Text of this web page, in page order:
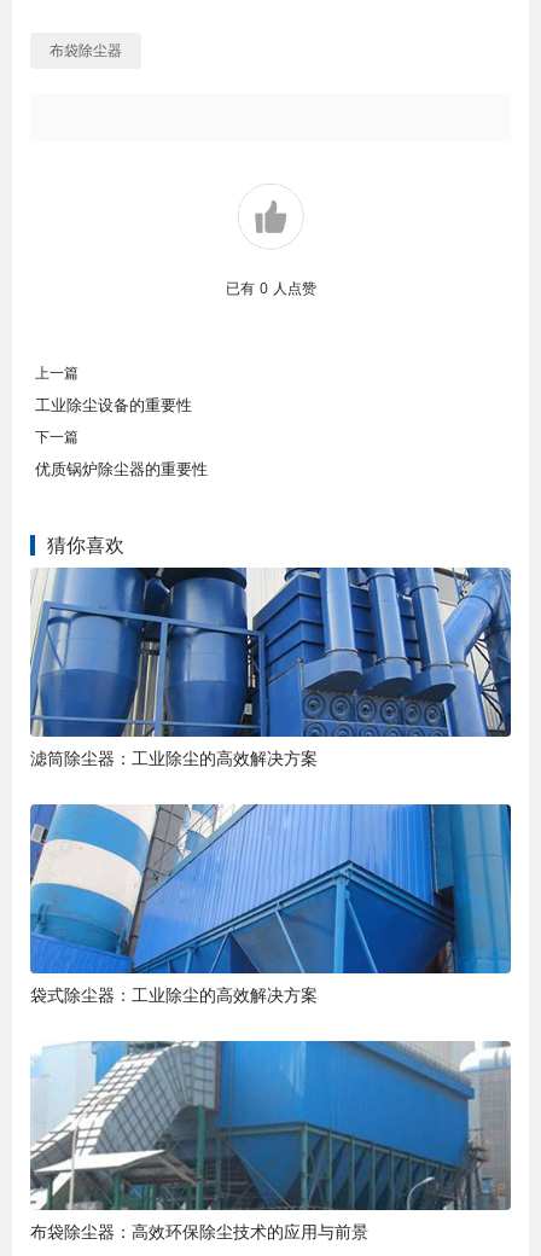
布袋除尘器
已有 0 人点赞
上一篇
工业除尘设备的重要性
下一篇
优质锅炉除尘器的重要性
猜你喜欢
滤筒除尘器：工业除尘的高效解决方案
袋式除尘器：工业除尘的高效解决方案
布袋除尘器：高效环保除尘技术的应用与前景